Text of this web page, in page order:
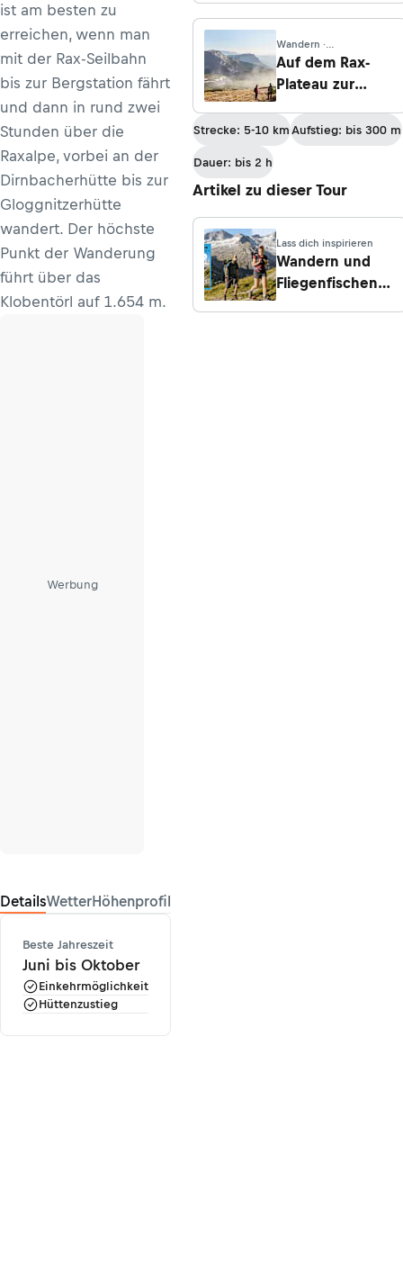
ist am besten zu
erreichen, wenn man
mit der Rax-Seilbahn
bis zur Bergstation fährt
und dann in rund zwei
Stunden über die
Raxalpe, vorbei an der
Dirnbacherhütte bis zur
Gloggnitzerhütte
wandert. Der höchste
Punkt der Wanderung
führt über das
Klobentörl auf 1.654 m.
Werbung
DetailsWetterHöhenprofil
Beste Jahreszeit
Juni bis Oktober
Einkehrmöglichkeit
Hüttenzustieg
Hochschneeberg
Wandern ·
Niederösterreich
Auf dem Rax-
Plateau zur
und zur Hohen
Kanzel
Strecke: 5-10 km Aufstieg: bis 300 m
Dauer: bis 2 h
Artikel zu dieser Tour
Lass dich inspirieren
Wandern und
Fliegenfischen